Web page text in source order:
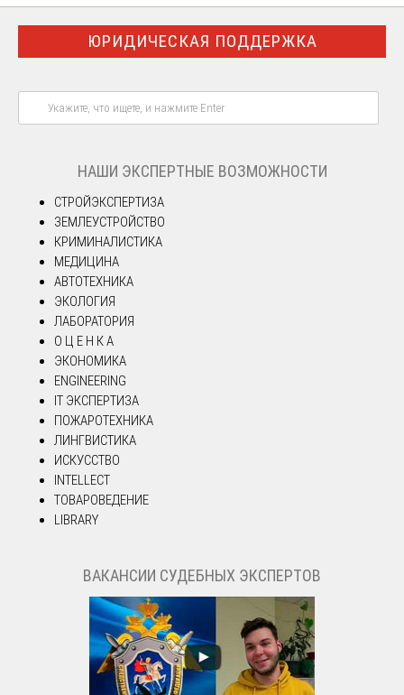
ЮРИДИЧЕСКАЯ ПОДДЕРЖКА
НАШИ ЭКСПЕРТНЫЕ ВОЗМОЖНОСТИ
СТРОЙЭКСПЕРТИЗА
ЗЕМЛЕУСТРОЙСТВО
КРИМИНАЛИСТИКА
МЕДИЦИНА
АВТОТЕХНИКА
ЭКОЛОГИЯ
ЛАБОРАТОРИЯ
О Ц Е Н К А
ЭКОНОМИКА
ENGINEERING
IT ЭКСПЕРТИЗА
ПОЖАРОТЕХНИКА
ЛИНГВИСТИКА
ИСКУССТВО
INTELLECT
ТОВАРОВЕДЕНИЕ
LIBRARY
ВАКАНСИИ СУДЕБНЫХ ЭКСПЕРТОВ